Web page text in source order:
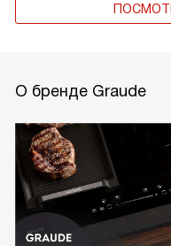
О бренде Graude